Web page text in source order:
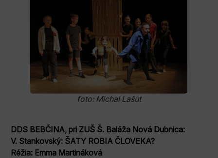
foto: Michal Lašut
DDS BEBČINA, pri ZUŠ Š. Baláža Nová Dubnica:
V. Stankovský: ŠATY ROBIA ČLOVEKA?
Réžia: Emma Martináková